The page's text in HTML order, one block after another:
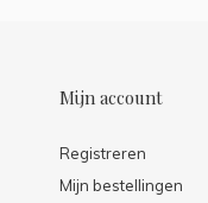
Mijn account
Registreren
Mijn bestellingen